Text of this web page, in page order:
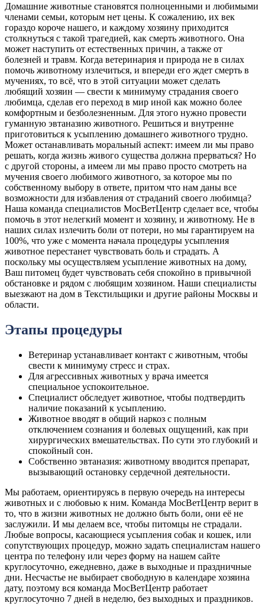
Домашние животные становятся полноценными и любимыми
членами семьи, которым нет цены. К сожалению, их век
гораздо короче нашего, и каждому хозяину приходится
столкнуться с такой трагедией, как смерть животного. Она
может наступить от естественных причин, а также от
болезней и травм. Когда ветеринария и природа не в силах
помочь животному излечиться, и впереди его ждет смерть в
мучениях, то всё, что в этой ситуации может сделать
любящий хозяин — свести к минимуму страдания своего
любимца, сделав его переход в мир иной как можно более
комфортным и безболезненным. Для этого нужно провести
гуманную эвтаназию животного. Решиться и внутренне
приготовиться к усыплению домашнего животного трудно.
Может останавливать моральный аспект: имеем ли мы право
решать, когда жизнь живого существа должна прерваться? Но
с другой стороны, а имеем ли мы право просто смотреть на
мучения своего любимого животного, за которое мы по
собственному выбору в ответе, притом что нам даны все
возможности для избавления от страданий своего любимца?
Наша команда специалистов МосВетЦентр сделает все, чтобы
помочь в этот нелегкий момент и хозяину, и животному. Не в
наших силах излечить боли от потери, но мы гарантируем на
100%, что уже с момента начала процедуры усыпления
животное перестанет чувствовать боль и страдать. А
поскольку мы осуществляем усыпление животных на дому,
Ваш питомец будет чувствовать себя спокойно в привычной
обстановке и рядом с любящим хозяином. Наши специалисты
выезжают на дом в Текстильщики и другие районы Москвы и
области.
Этапы процедуры
Ветеринар устанавливает контакт с животным, чтобы
свести к минимуму стресс и страх.
Для агрессивных животных у врача имеется
специальное успокоительное.
Специалист обследует животное, чтобы подтвердить
наличие показаний к усыплению.
Животное вводят в общий наркоз с полным
отключением сознания и болевых ощущений, как при
хирургических вмешательствах. По сути это глубокий и
спокойный сон.
Собственно эвтаназия: животному вводится препарат,
вызывающий остановку сердечной деятельности.
Мы работаем, ориентируясь в первую очередь на интересы
животных и с любовью к ним. Команда МосВетЦентр верит в
то, что в жизни животных не должно быть боли, они её не
заслужили. И мы делаем все, чтобы питомцы не страдали.
Любые вопросы, касающиеся усыпления собак и кошек, или
сопутствующих процедур, можно задать специалистам нашего
центра по телефону или через форму на нашем сайте
круглосуточно, ежедневно, даже в выходные и праздничные
дни. Несчастье не выбирает свободную в календаре хозяина
дату, поэтому вся команда МосВетЦентр работает
круглосуточно 7 дней в неделю, без выходных и праздников.